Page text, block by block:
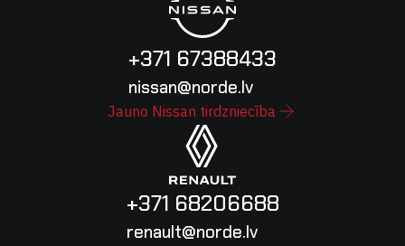
+371 67388433
nissan@norde.lv
Jauno Nissan tirdzniecība
+371 68206688
renault@norde.lv